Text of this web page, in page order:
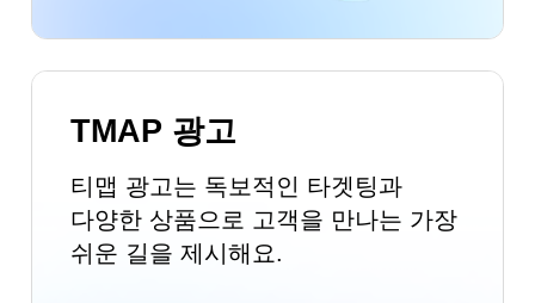
TMAP 광고
티맵 광고는 독보적인 타겟팅과
다양한 상품으로 고객을 만나는 가장
쉬운 길을 제시해요.